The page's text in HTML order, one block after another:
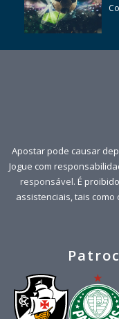
Apostar pode causar
Jogue com
responsável. É
assistenciais, tais como